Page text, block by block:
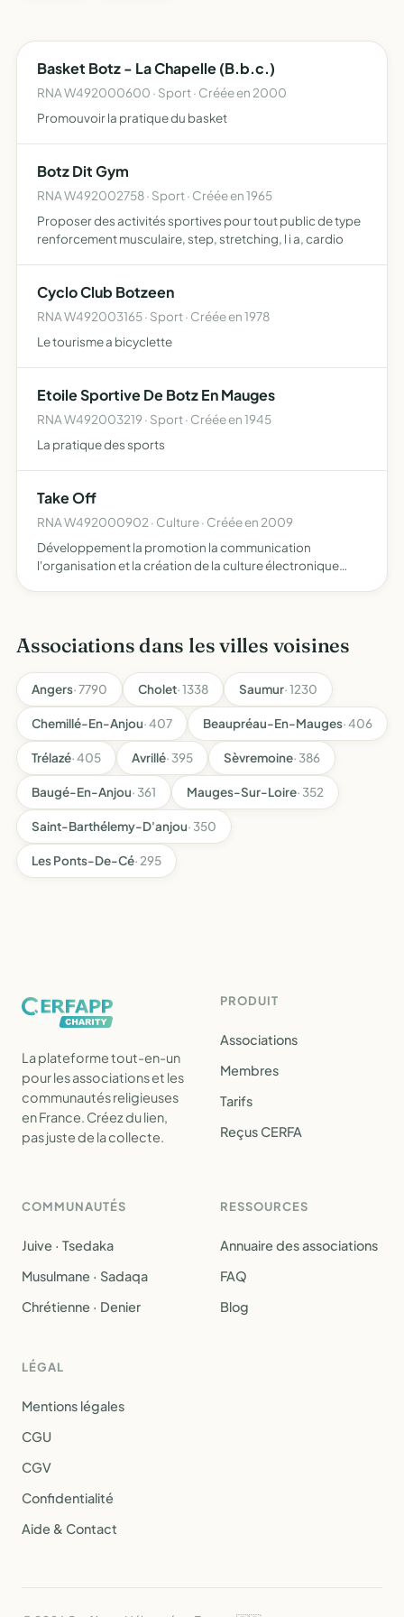
Basket Botz - La Chapelle (B.b.c.)
RNA W492000600 · Sport · Créée en 2000
Promouvoir la pratique du basket
Botz Dit Gym
RNA W492002758 · Sport · Créée en 1965
Proposer des activités sportives pour tout public de type
renforcement musculaire, step, stretching, l i a, cardio
Cyclo Club Botzeen
RNA W492003165 · Sport · Créée en 1978
Le tourisme a bicyclette
Etoile Sportive De Botz En Mauges
RNA W492003219 · Sport · Créée en 1945
La pratique des sports
Take Off
RNA W492000902 · Culture · Créée en 2009
Développement la promotion la communication
l'organisation et la création de la culture électronique
Associations dans les villes voisines
Angers· 7790 Cholet· 1338 Saumur· 1230
Chemillé-En-Anjou· 407 Beaupréau-En-Mauges· 406
Trélazé· 405 Avrillé· 395 Sèvremoine· 386
Baugé-En-Anjou· 361 Mauges-Sur-Loire· 352
Saint-Barthélemy-D'anjou· 350
Les Ponts-De-Cé· 295
La plateforme tout-en-un
pour les associations et les
communautés religieuses
en France. Créez du lien,
pas juste de la collecte.
PRODUIT
Associations
Membres
Tarifs
Reçus CERFA
COMMUNAUTÉS
Juive · Tsedaka
Musulmane · Sadaqa
Chrétienne · Denier
RESSOURCES
Annuaire des associations
FAQ
Blog
LÉGAL
Mentions légales
CGU
CGV
Confidentialité
Aide & Contact